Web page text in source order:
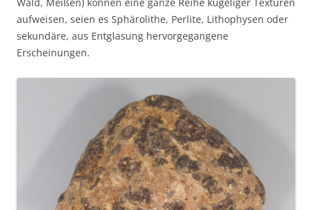
Wald, Meißen) können eine ganze Reihe kugeliger Texturen
aufweisen, seien es Sphärolithe, Perlite, Lithophysen oder
sekundäre, aus Entglasung hervorgegangene
Erscheinungen.